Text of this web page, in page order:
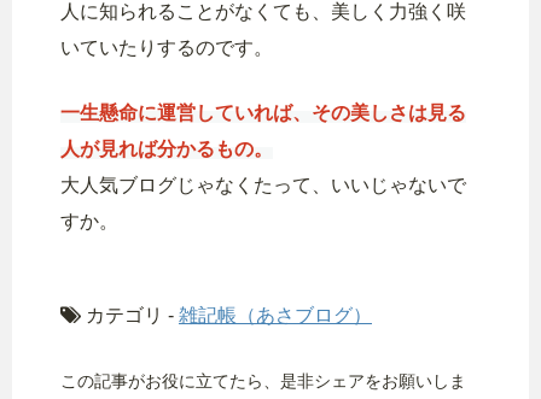
人に知られることがなくても、美しく力強く咲
いていたりするのです。
一生懸命に運営していれば、その美しさは見る
人が見れば分かるもの。
大人気ブログじゃなくたって、いいじゃないで
すか。
カテゴリ - 雑記帳（あさブログ）
この記事がお役に立てたら、是非シェアをお願いしま